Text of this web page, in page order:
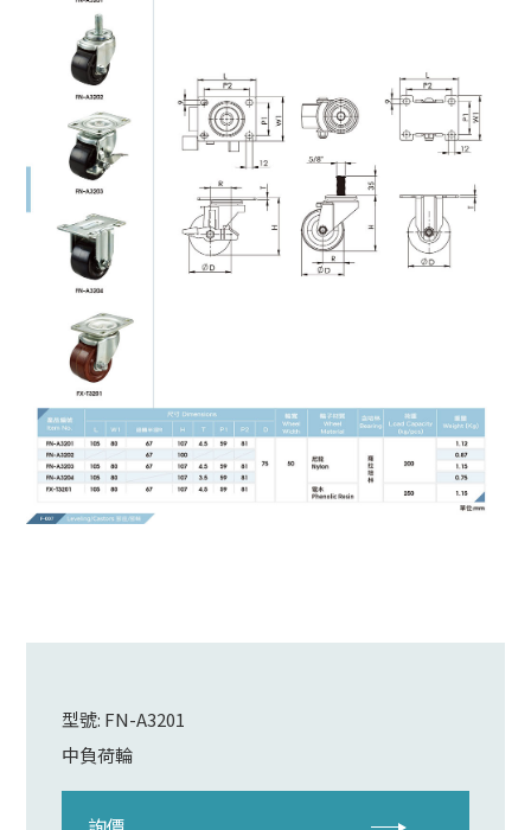
型號: FN-A3201
中負荷輪